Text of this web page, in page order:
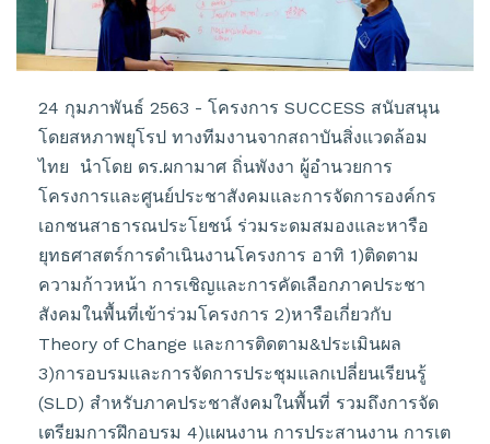
24 กุมภาพันธ์ 2563 - โครงการ SUCCESS สนับสนุน
โดยสหภาพยุโรป ทางทีมงานจากสถาบันสิ่งแวดล้อม
ไทย นำโดย ดร.ผกามาศ ถิ่นพังงา ผู้อำนวยการ
โครงการและศูนย์ประชาสังคมและการจัดการองค์กร
เอกชนสาธารณประโยชน์ ร่วมระดมสมองและหารือ
ยุทธศาสตร์การดำเนินงานโครงการ อาทิ 1)ติดตาม
ความก้าวหน้า การเชิญและการคัดเลือกภาคประชา
สังคมในพื้นที่เข้าร่วมโครงการ 2)หารือเกี่ยวกับ
Theory of Change และการติดตาม&ประเมินผล
3)การอบรมและการจัดการประชุมแลกเปลี่ยนเรียนรู้
(SLD) สำหรับภาคประชาสังคมในพื้นที่ รวมถึงการจัด
เตรียมการฝึกอบรม 4)แผนงาน การประสานงาน การเต